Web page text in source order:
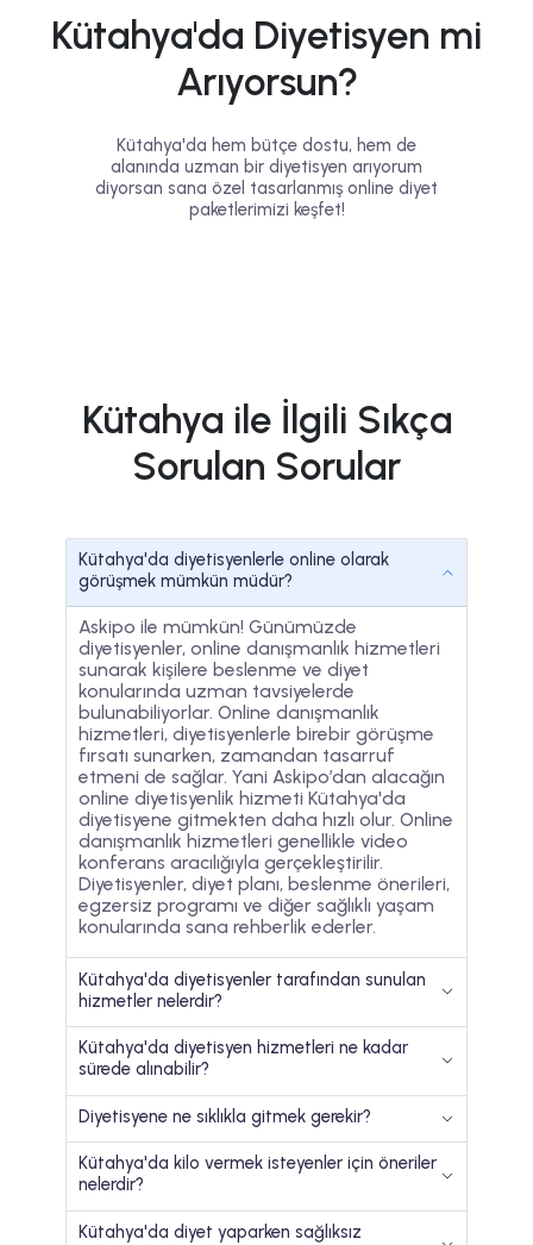
Kütahya'da Diyetisyen mi
Arıyorsun?
Kütahya'da hem bütçe dostu, hem de
alanında uzman bir diyetisyen arıyorum
diyorsan sana özel tasarlanmış online diyet
paketlerimizi keşfet!
Kütahya ile İlgili Sıkça
Sorulan Sorular
Kütahya'da diyetisyenlerle online olarak
görüşmek mümkün müdür?
Askipo ile mümkün! Günümüzde
diyetisyenler, online danışmanlık hizmetleri
sunarak kişilere beslenme ve diyet
konularında uzman tavsiyelerde
bulunabiliyorlar. Online danışmanlık
hizmetleri, diyetisyenlerle birebir görüşme
fırsatı sunarken, zamandan tasarruf
etmeni de sağlar. Yani Askipo’dan alacağın
online diyetisyenlik hizmeti Kütahya'da
diyetisyene gitmekten daha hızlı olur. Online
danışmanlık hizmetleri genellikle video
konferans aracılığıyla gerçekleştirilir.
Diyetisyenler, diyet planı, beslenme önerileri,
egzersiz programı ve diğer sağlıklı yaşam
konularında sana rehberlik ederler.
Kütahya'da diyetisyenler tarafından sunulan
hizmetler nelerdir?
Kütahya'da diyetisyen hizmetleri ne kadar
sürede alınabilir?
Diyetisyene ne sıklıkla gitmek gerekir?
Kütahya'da kilo vermek isteyenler için öneriler
nelerdir?
Kütahya'da diyet yaparken sağlıksız